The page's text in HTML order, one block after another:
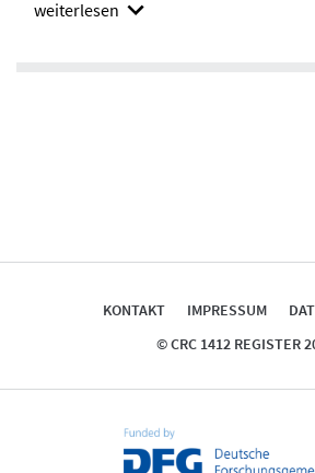
show
KONTAKT IMPRESSUM
© CRC 1412 REGISTER